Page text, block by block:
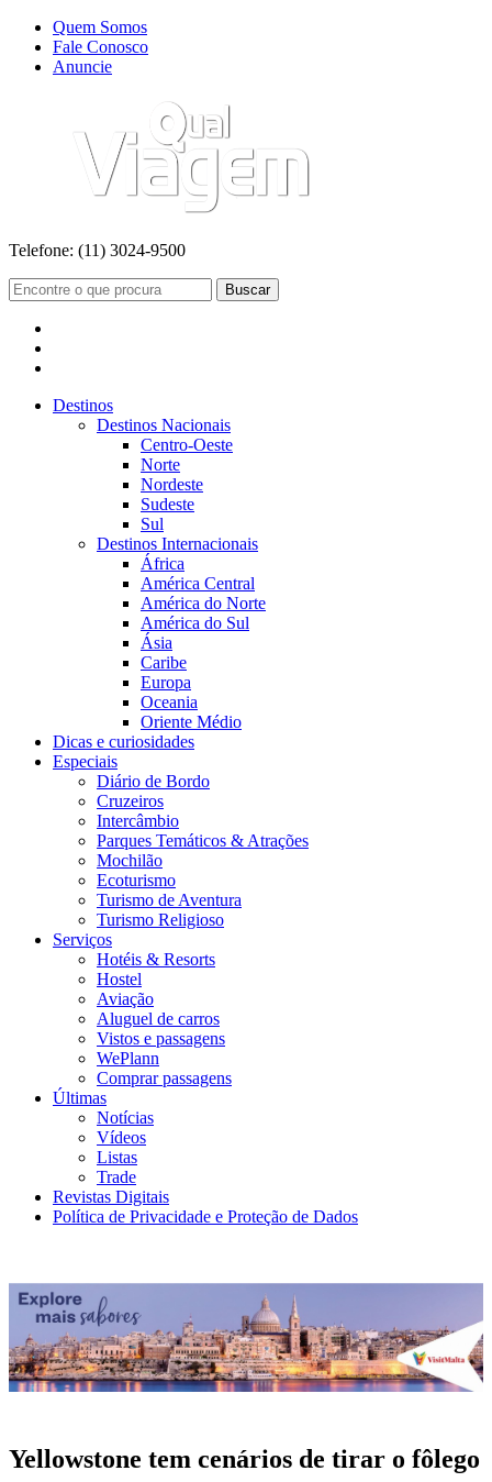
Quem Somos
Fale Conosco
Anuncie
Telefone: (11) 3024-9500
Buscar
Destinos
Destinos Nacionais
Centro-Oeste
Norte
Nordeste
Sudeste
Sul
Destinos Internacionais
África
América Central
América do Norte
América do Sul
Ásia
Caribe
Europa
Oceania
Oriente Médio
Dicas e curiosidades
Especiais
Diário de Bordo
Cruzeiros
Intercâmbio
Parques Temáticos & Atrações
Mochilão
Ecoturismo
Turismo de Aventura
Turismo Religioso
Serviços
Hotéis & Resorts
Hostel
Aviação
Aluguel de carros
Vistos e passagens
WePlann
Comprar passagens
Últimas
Notícias
Vídeos
Listas
Trade
Revistas Digitais
Política de Privacidade e Proteção de Dados
Yellowstone tem cenários de tirar o fôlego